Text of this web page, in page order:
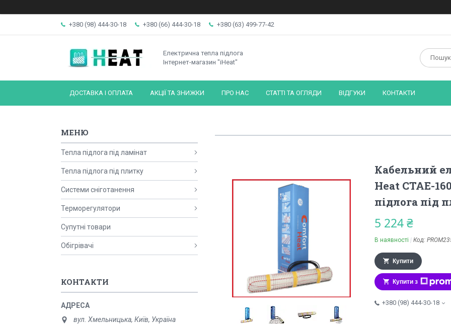
+380 (98) 444-30-18 +380 (66) 444-30-18 +380 (63) 499-77-42
Електрична тепла підлога
Інтернет-магазин "iHeat"
ДОСТАВКА І ОПЛАТА АКЦІЇ ТА ЗНИЖКИ ПРО НАС СТАТТІ ТА ОГЛЯДИ ВІДГУКИ КОНТАКТИ
Кабельний
Heat CTAE-
підлога під
5 224 ₴
В наявності Код:
Купити
Купити з
+380 (98) 444-30-18
Тепла підлога під ламінат
Тепла підлога під плитку
Системи сніготанення
Терморегулятори
Супутні товари
Обігрівачі
КОНТАКТИ
вул. Хмельницька, Київ, Україна